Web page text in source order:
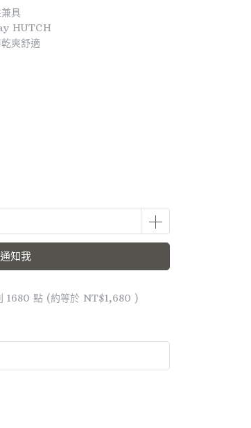
具
HUTCH
爽舒適
知我
1680 點 (約等於 NT$1,680 )